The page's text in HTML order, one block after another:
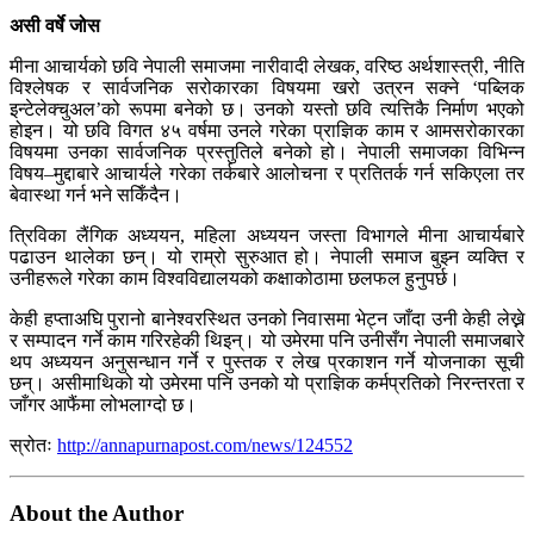
असी वर्षे जोस
मीना आचार्यको छवि नेपाली समाजमा नारीवादी लेखक, वरिष्ठ अर्थशास्त्री, नीति
विश्लेषक र सार्वजनिक सरोकारका विषयमा खरो उत्रन सक्ने ‘पब्लिक
इन्टेलेक्चुअल’को रूपमा बनेको छ। उनको यस्तो छवि त्यत्तिकै निर्माण भएको
होइन। यो छवि विगत ४५ वर्षमा उनले गरेका प्राज्ञिक काम र आमसरोकारका
विषयमा उनका सार्वजनिक प्रस्तुतिले बनेको हो। नेपाली समाजका विभिन्न
विषय–मुद्दाबारे आचार्यले गरेका तर्कबारे आलोचना र प्रतितर्क गर्न सकिएला तर
बेवास्था गर्न भने सकिँदैन।
त्रिविका लैंगिक अध्ययन, महिला अध्ययन जस्ता विभागले मीना आचार्यबारे
पढाउन थालेका छन्। यो राम्रो सुरुआत हो। नेपाली समाज बुझ्न व्यक्ति र
उनीहरूले गरेका काम विश्वविद्यालयको कक्षाकोठामा छलफल हुनुपर्छ।
केही हप्ताअघि पुरानो बानेश्वरस्थित उनको निवासमा भेट्न जाँदा उनी केही लेख्ने
र सम्पादन गर्ने काम गरिरहेकी थिइन्। यो उमेरमा पनि उनीसँग नेपाली समाजबारे
थप अध्ययन अनुसन्धान गर्ने र पुस्तक र लेख प्रकाशन गर्ने योजनाका सूची
छन्। असीमाथिको यो उमेरमा पनि उनको यो प्राज्ञिक कर्मप्रतिको निरन्तरता र
जाँगर आफैंमा लोभलाग्दो छ।
स्रोतः http://annapurnapost.com/news/124552
About the Author